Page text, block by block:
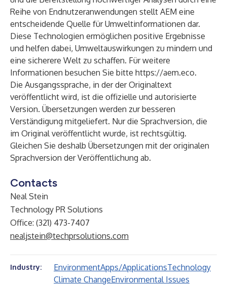
Reihe von Endnutzeranwendungen stellt AEM eine
entscheidende Quelle für Umweltinformationen dar.
Diese Technologien ermöglichen positive Ergebnisse
und helfen dabei, Umweltauswirkungen zu mindern und
eine sicherere Welt zu schaffen. Für weitere
Informationen besuchen Sie bitte https://aem.eco.
Die Ausgangssprache, in der der Originaltext
veröffentlicht wird, ist die offizielle und autorisierte
Version. Übersetzungen werden zur besseren
Verständigung mitgeliefert. Nur die Sprachversion, die
im Original veröffentlicht wurde, ist rechtsgültig.
Gleichen Sie deshalb Übersetzungen mit der originalen
Sprachversion der Veröffentlichung ab.
Contacts
Neal Stein
Technology PR Solutions
Office: (321) 473-7407
nealjstein@techprsolutions.com
Industry: EnvironmentApps/ApplicationsTechnology
Climate ChangeEnvironmental Issues